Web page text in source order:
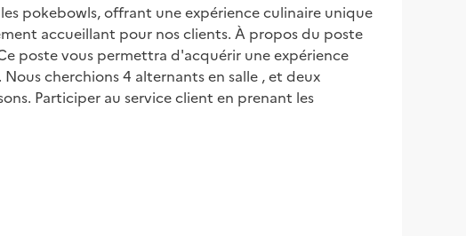
pokebowls, offrant une expérience culinaire unique
accueillant pour nos clients. À propos du poste
poste vous permettra d'acquérir une expérience
cherchions 4 alternants en salle , et deux
Participer au service client en prenant les